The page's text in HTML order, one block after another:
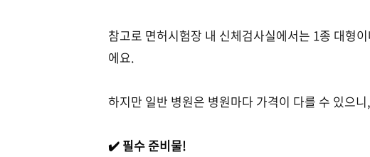
참고로 면허시험장 내 신체검사실에서는 1종 대형
에요.
하지만 일반 병원은 병원마다 가격이 다를 수 있으
✔️ 필수 준비물!